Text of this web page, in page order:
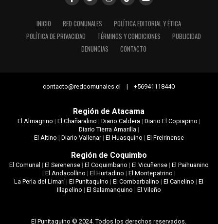
INICIO RED COMUNALES
POLÍTICA EDITORIAL Y ÉTICA
POLÍTICA DE PRIVACIDAD
TÉRMINOS Y CONDICIONES
PUBLICIDAD
DENUNCIAS
CONTACTO
contacto@redcomunales.cl | +56941118440
Región de Atacama
El Almagrino | El Chañaralino | Diario Caldera| Diario El Copiapino |
Diario Tierra Amarilla|
El Altino | Diario Vallenar| El Huasquino | El Freirinense
Región de Coquimbo
El Comunal | El Serenense| El Coquimbano | El Vicuñense| El Paihuanino
| El Andacollino | El Hurtadino | El Montepatrino |
La Perla del Limarí|El Punitaquino |El Combarbalino |El Canelino |El
Illapelino | El Salamanquino | El Vileño
El Punitaquino © 2024. Todos los derechos reservados.